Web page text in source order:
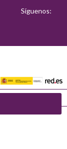
Síguenos: